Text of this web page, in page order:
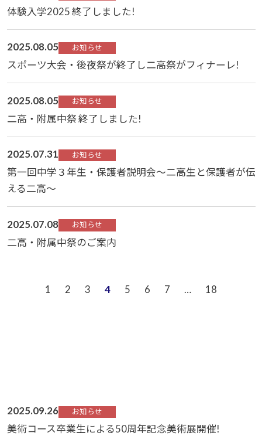
体験入学2025 終了しました!
2025.08.05 お知らせ
スポーツ大会・後夜祭が終了し二高祭がフィナーレ!
2025.08.05 お知らせ
二高・附属中祭 終了しました!
2025.07.31 お知らせ
第一回中学３年生・保護者説明会～二高生と保護者が伝
える二高～
2025.07.08 お知らせ
二高・附属中祭のご案内
1 2 3 4 5 6 7 … 18
2025.09.26 お知らせ
美術コース卒業生による50周年記念美術展開催!